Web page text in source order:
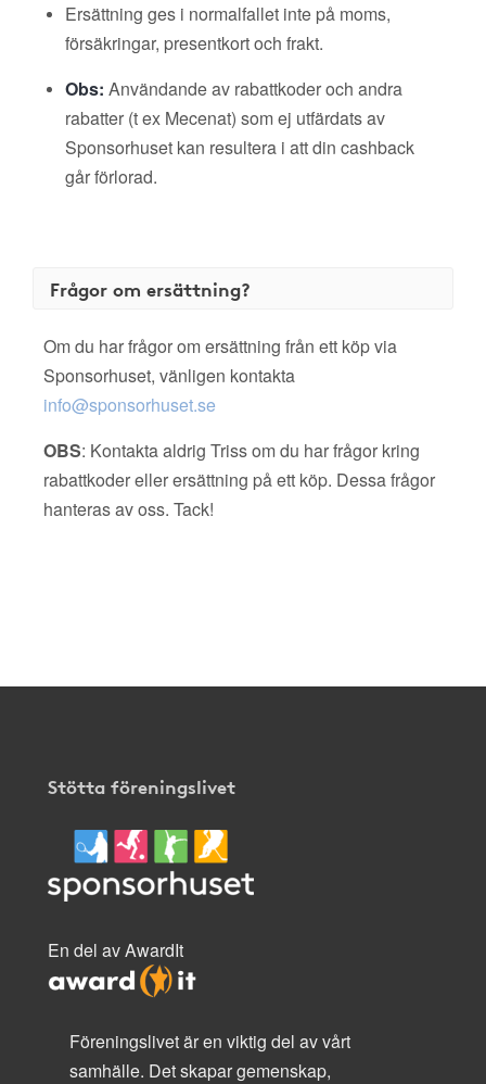
Ersättning ges i normalfallet inte på moms,
försäkringar, presentkort och frakt.
Obs: Användande av rabattkoder och andra
rabatter (t ex Mecenat) som ej utfärdats av
Sponsorhuset kan resultera i att din cashback
går förlorad.
Frågor om ersättning?
Om du har frågor om ersättning från ett köp via
Sponsorhuset, vänligen kontakta
info@sponsorhuset.se
OBS: Kontakta aldrig Triss om du har frågor kring
rabattkoder eller ersättning på ett köp. Dessa frågor
hanteras av oss. Tack!
Stötta föreningslivet
En del av AwardIt
Föreningslivet är en viktig del av vårt
samhälle. Det skapar gemenskap,